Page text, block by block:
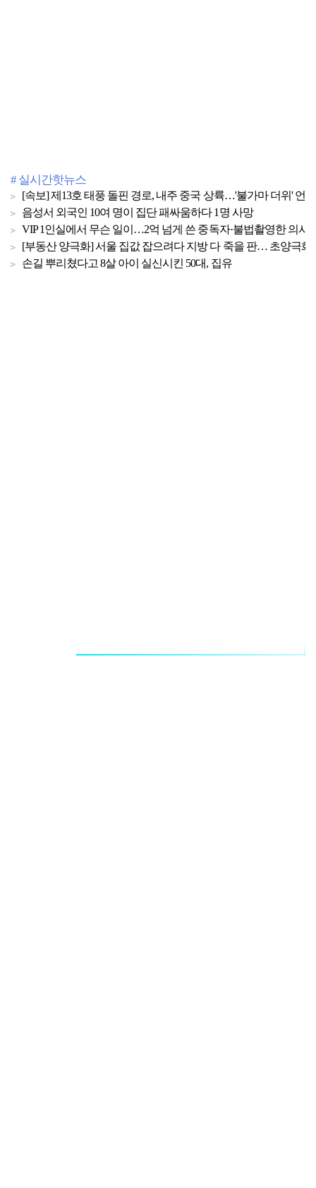
# 실시간핫뉴스
[속보] 제13호 태풍 돌핀 경로, 내주 중국 상륙…'불가마 더위' 언
음성서 외국인 10여 명이 집단 패싸움하다 1명 사망
VIP 1인실에서 무슨 일이…2억 넘게 쓴 중독자·불법촬영한 의사
[부동산 양극화] 서울 집값 잡으려다 지방 다 죽을 판… 초양극화
손길 뿌리쳤다고 8살 아이 실신시킨 50대, 집유